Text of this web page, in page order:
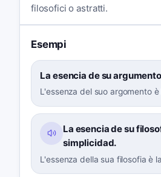
filosofici o astratti.
Esempi
La esencia de su
L'essenza del suo argomento
La esencia de su
simplicidad.
L'essenza della sua filosofia è